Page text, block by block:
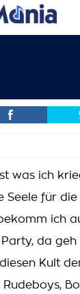
was ich
Seele für die
ich
da
Kult